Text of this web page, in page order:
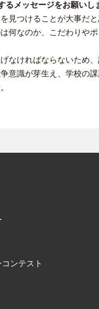
メッセージをお願いし
見つけることが大事だ
何なのか、こだわりや
なければならないため
意識が芽生え、学校の
ンテスト